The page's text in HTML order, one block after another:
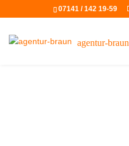
07141 / 142 19-59
agentur-braun